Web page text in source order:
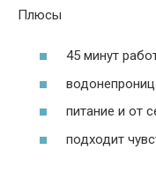
Плюсы
45 минут
питание и от
подходит